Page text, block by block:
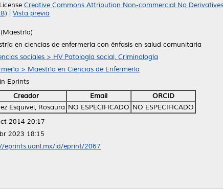
Creative Commons Attribution Non-commercial No Derivatives
Vista previa
(Maestría)
en ciencias de enfermería con énfasis en salud comunitaria
sociales > HV Patología social, Criminología
> Maestría en Ciencias de Enfermería
Eprints
Creador Email
ORCID
Esquivel, Rosaura NO ESPECIFICADO NO ESPECIFICADO
2014 20:17
2023 18:15
eprints.uanl.mx/id/eprint/2067